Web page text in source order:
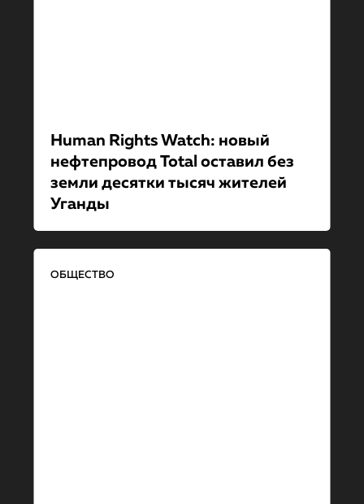
Human Rights Watch: новый
нефтепровод Total оставил без
земли десятки тысяч жителей
Уганды
ОБЩЕСТВО